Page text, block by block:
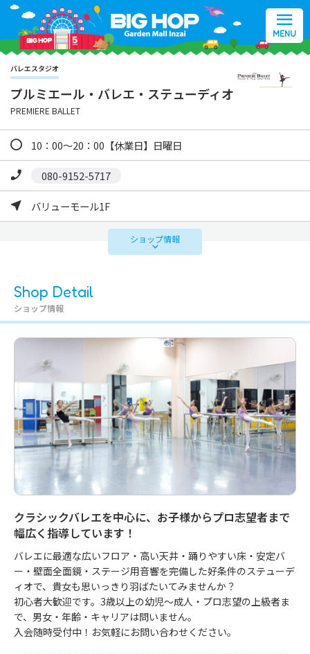
MENU
バレエスタジオ
プルミエール・バレエ・ステューディオ
PREMIERE BALLET
10：00～20：00【休業日】日曜日
080-9152-5717
バリューモール1F
ショップ情報
Shop Detail
ショップ情報
クラシックバレエを中心に、お子様からプロ志望者まで
幅広く指導しています！
バレエに最適な広いフロア・高い天井・踊りやすい床・安定バ
ー・壁面全面鏡・ステージ用音響を完備した好条件のステューデ
ィオで、貴女も思いっきり羽ばたいてみませんか？
初心者大歓迎です。3歳以上の幼児～成人・プロ志望の上級者ま
で、男女・年齢・キャリアは問いません。
入会随時受付中！お気軽にお問い合わせください。